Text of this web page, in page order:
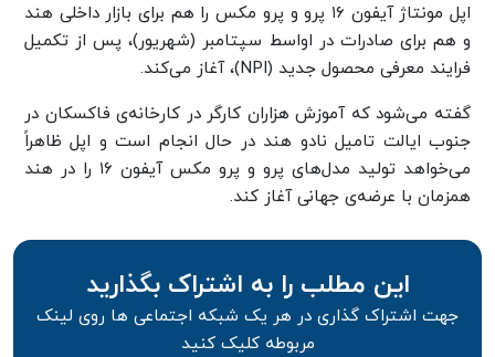
اپل مونتاژ آیفون ۱۶ پرو و پرو مکس را هم برای بازار داخلی هند
و هم برای صادرات در اواسط سپتامبر (شهریور)، پس از تکمیل
فرایند معرفی محصول جدید (NPI)، آغاز می‌کند.
گفته می‌شود که آموزش هزاران کارگر در کارخانه‌ی فاکسکان در
جنوب ایالت تامیل‌ نادو هند در حال انجام است و اپل ظاهراً
می‌خواهد تولید مدل‌های پرو و پرو مکس آیفون ۱۶ را در هند
همزمان با عرضه‌ی جهانی آغاز کند.
این مطلب را به اشتراک بگذارید
جهت اشتراک گذاری در هر یک شبکه اجتماعی ها روی لینک
مربوطه کلیک کنید